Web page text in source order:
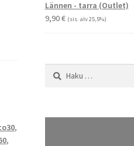
,
,
Lännen - tarra (Outlet)
9,90€ (sis. alv 25,5%)
Haku: